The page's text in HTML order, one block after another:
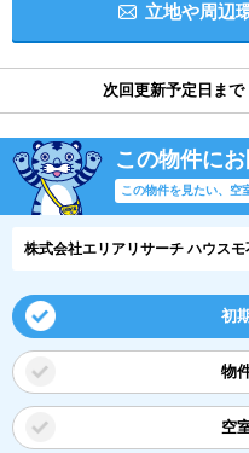
立地や周辺
次回更新予定日まで
この物件に
この物件を見たい、空
株式会社エリアリサーチ ハウス
初
物
空